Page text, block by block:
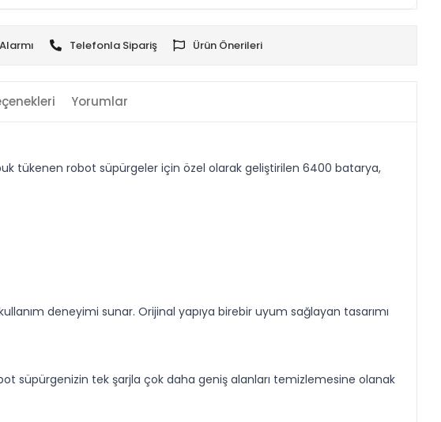
Telefonla Sipariş Ürün Önerileri
Yorumlar
tükenen robot süpürgeler için özel olarak geliştirilen 6400 batarya,
deneyimi sunar. Orijinal yapıya birebir uyum sağlayan tasarımı
süpürgenizin tek şarjla çok daha geniş alanları temizlemesine olanak